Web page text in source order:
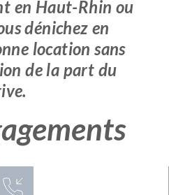
en Haut-Rhin ou
dénichez en
location sans
de la part du